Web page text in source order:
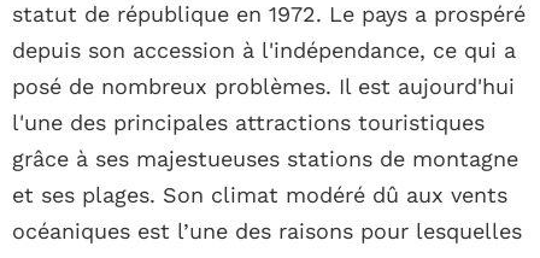
statut de république en 1972. Le pays a prospéré
depuis son accession à l'indépendance, ce qui a
posé de nombreux problèmes. Il est aujourd'hui
l'une des principales attractions touristiques
grâce à ses majestueuses stations de montagne
et ses plages. Son climat modéré dû aux vents
océaniques est l’une des raisons pour lesquelles